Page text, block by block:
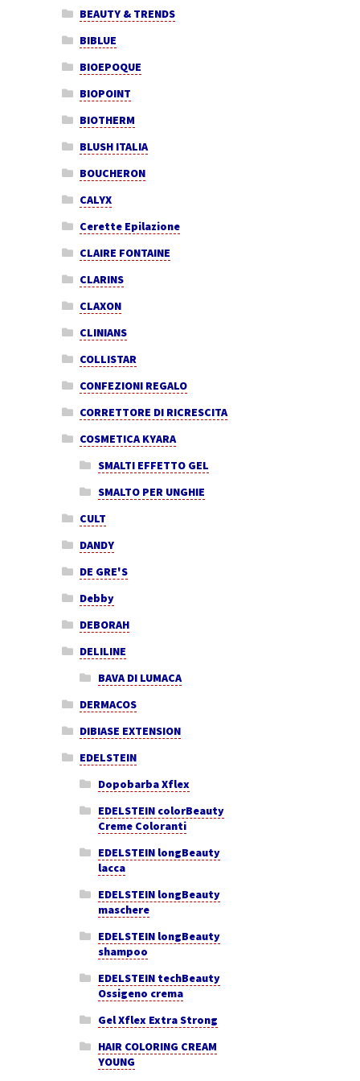
BEAUTY & TRENDS
BIBLUE
BIOEPOQUE
BIOPOINT
BIOTHERM
BLUSH ITALIA
BOUCHERON
CALYX
Cerette Epilazione
CLAIRE FONTAINE
CLARINS
CLAXON
CLINIANS
COLLISTAR
CONFEZIONI REGALO
CORRETTORE DI RICRESCITA
COSMETICA KYARA
SMALTI EFFETTO GEL
SMALTO PER UNGHIE
CULT
DANDY
DE GRE'S
Debby
DEBORAH
DELILINE
BAVA DI LUMACA
DERMACOS
DIBIASE EXTENSION
EDELSTEIN
Dopobarba Xflex
EDELSTEIN colorBeauty
Creme Coloranti
EDELSTEIN longBeauty
lacca
EDELSTEIN longBeauty
maschere
EDELSTEIN longBeauty
shampoo
EDELSTEIN techBeauty
Ossigeno crema
Gel Xflex Extra Strong
HAIR COLORING CREAM
YOUNG